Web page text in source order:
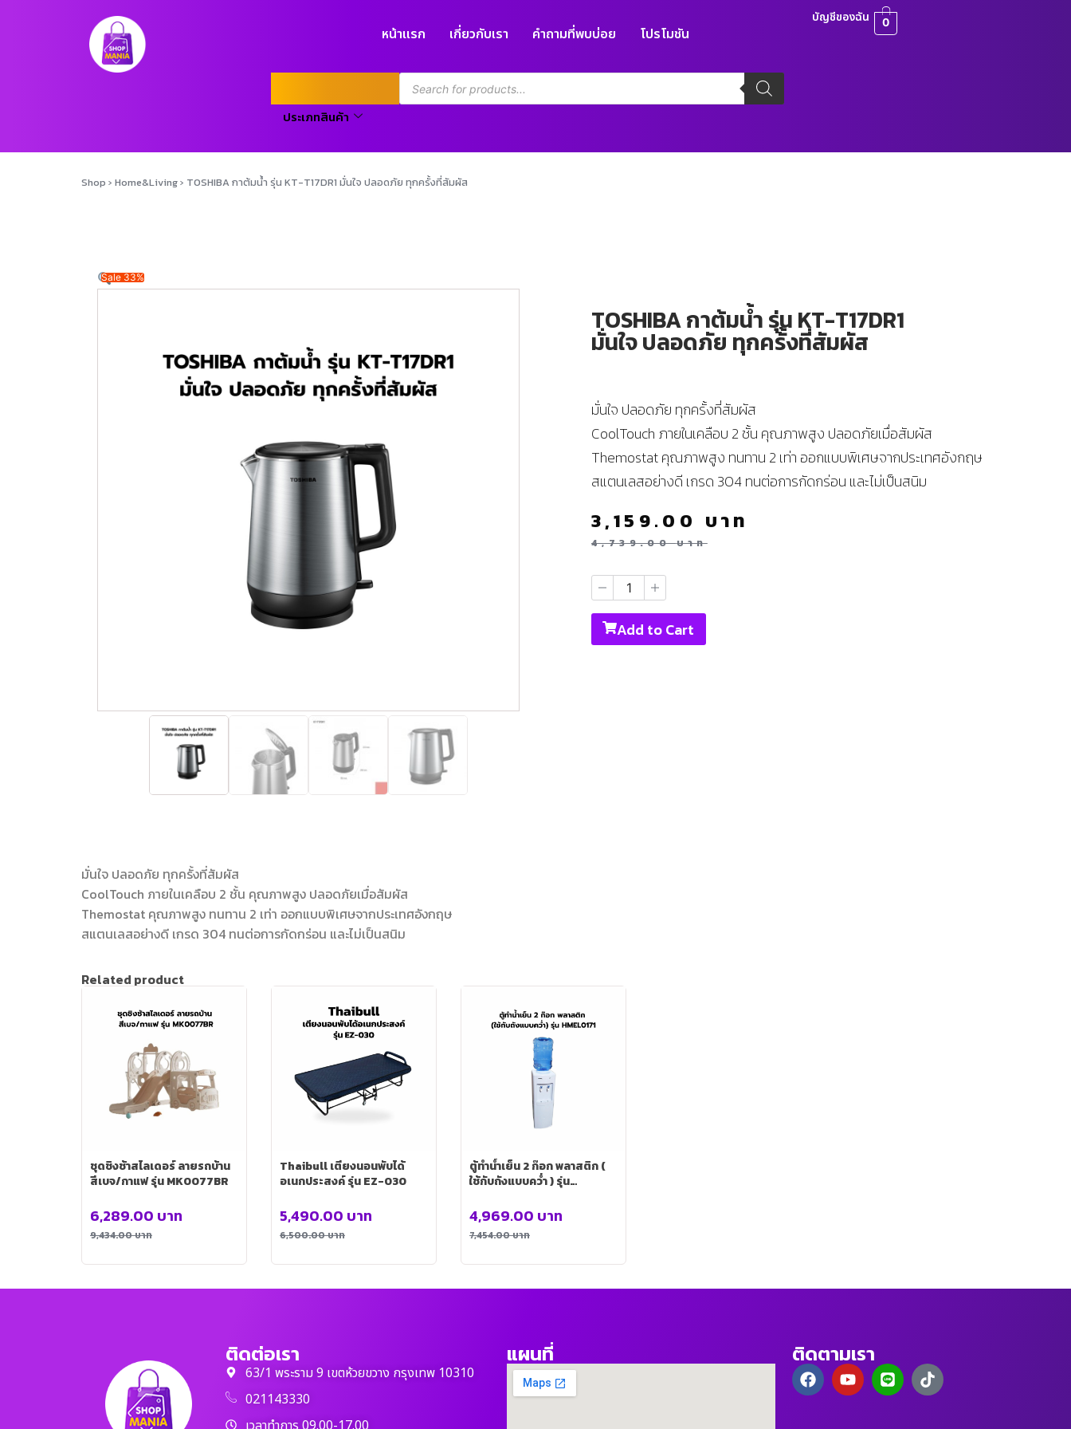
หน้าแรก เกี่ยวกับเรา คำถามที่พบบ่อย โปรโมชัน
ประเภทสินค้า
บัญชีของฉัน 0
Shop › Home&Living› TOSHIBA กาต้มน้ำ รุ่น KT-T17DR1 มั่นใจ ปลอดภัย ทุกครั้งที่สัมผัส
Sale 33%
TOSHIBA กาต้มน้ำ รุ่น KT-T17DR1
มั่นใจ ปลอดภัย ทุกครั้งที่สัมผัส
มั่นใจ ปลอดภัย ทุกครั้งที่สัมผัส
CoolTouch ภายในเคลือบ 2 ชั้น คุณภาพสูง ปลอดภัยเมื่อสัมผัส
Themostat คุณภาพสูง ทนทาน 2 เท่า ออกแบบพิเศษจากประเทศอังกฤษ
สแตนเลสอย่างดี เกรด 304 ทนต่อการกัดกร่อน และไม่เป็นสนิม
4,739.00บาท
3,159.00 บาท
Add to Cart
มั่นใจ ปลอดภัย ทุกครั้งที่สัมผัส
CoolTouch ภายในเคลือบ 2 ชั้น คุณภาพสูง ปลอดภัยเมื่อสัมผัส
Themostat คุณภาพสูง ทนทาน 2 เท่า ออกแบบพิเศษจากประเทศอังกฤษ
สแตนเลสอย่างดี เกรด 304 ทนต่อการกัดกร่อน และไม่เป็นสนิม
Related product
ชุดชิงช้าสไลเดอร์ ลายรถบ้าน
สีเบจ/กาแฟ รุ่น MK0077BR
9,434.00บาท
6,289.00 บาท
Thaibull เตียงนอนพับได้
อเนกประสงค์ รุ่น EZ-030
6,500.00บาท
5,490.00 บาท
ตู้ทำน้ำเย็น 2 ก๊อก พลาสติก (
ใช้กับถังแบบคว่ำ ) รุ่น
7,454.00บาท
4,969.00 บาท
ติดต่อเรา
63/1 พระราม 9 เขตห้วยขวาง กรุงเทพ 10310
021143330
แผนที่ ติดตามเรา